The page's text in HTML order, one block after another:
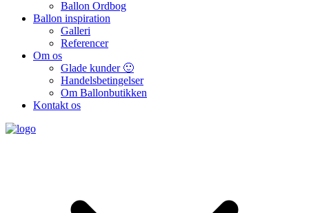
Ballon Ordbog
Ballon inspiration
Galleri
Referencer
Om os
Glade kunder 🙂
Handelsbetingelser
Om Ballonbutikken
Kontakt os